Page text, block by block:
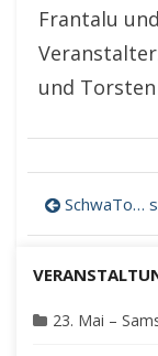
Frantalu
und
SchwaTo… so’n Blech…! –
23. Mai –